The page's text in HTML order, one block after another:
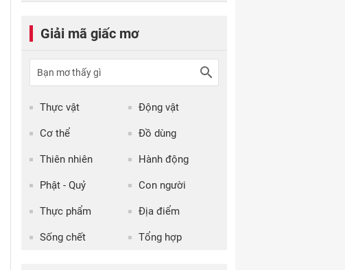
Giải mã giấc mơ
Thực vật Động vật
Cơ thể Đồ dùng
Thiên nhiên Hành động
Phật - Quỷ Con người
Thực phẩm Địa điểm
Sống chết Tổng hợp